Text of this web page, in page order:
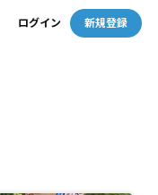
ログイン 新規登録